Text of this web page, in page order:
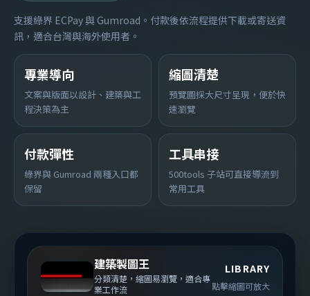
支援綠界 ECPay 與 Gumroad。付款後依流程提供下載或寄送資
訊，適合台灣與海外使用者。
專業導向
文案與版面以設計、建築與工
程決策為主
縮圖清楚
預覽圖採大尺寸呈現，便於快
速瀏覽
付款彈性
綠界與 Gumroad 兩種入口都
保留
工具串接
500tools 子站可直接導流到
常用工具
建築製圖王
分類清楚，縮圖易瀏覽，適合專
業工作流
LIBRARY
點擊縮圖可放大